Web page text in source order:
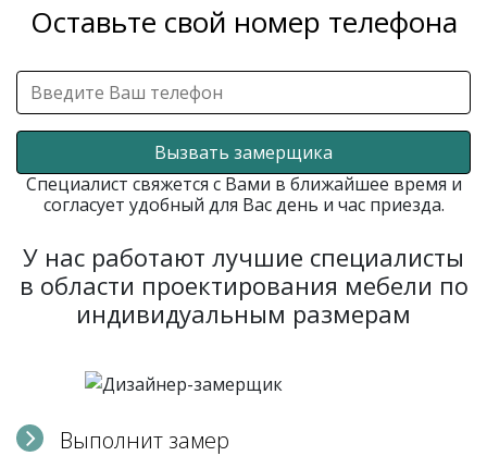
Оставьте свой номер телефона
Вызвать замерщика
Специалист свяжется с Вами в ближайшее время и
согласует удобный для Вас день и час приезда.
У нас работают лучшие специалисты
в области проектирования мебели по
индивидуальным размерам
Выполнит замер